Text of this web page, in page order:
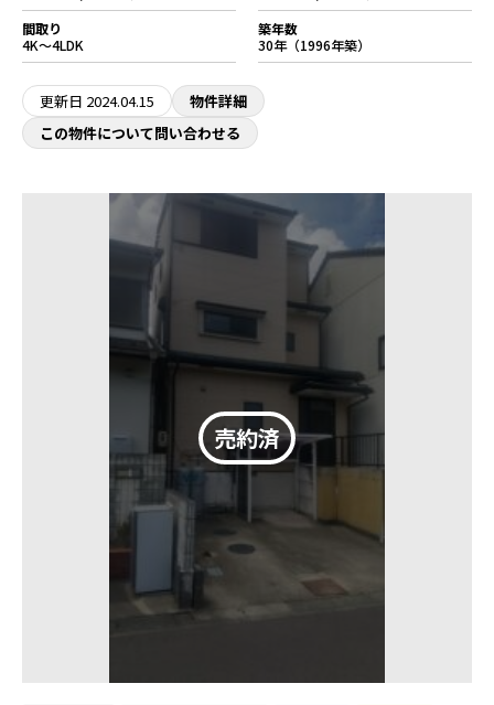
間取り
4K～4LDK
築年数
30年（1996年築）
更新日 2024.04.15
物件詳細
この物件について問い合わせる